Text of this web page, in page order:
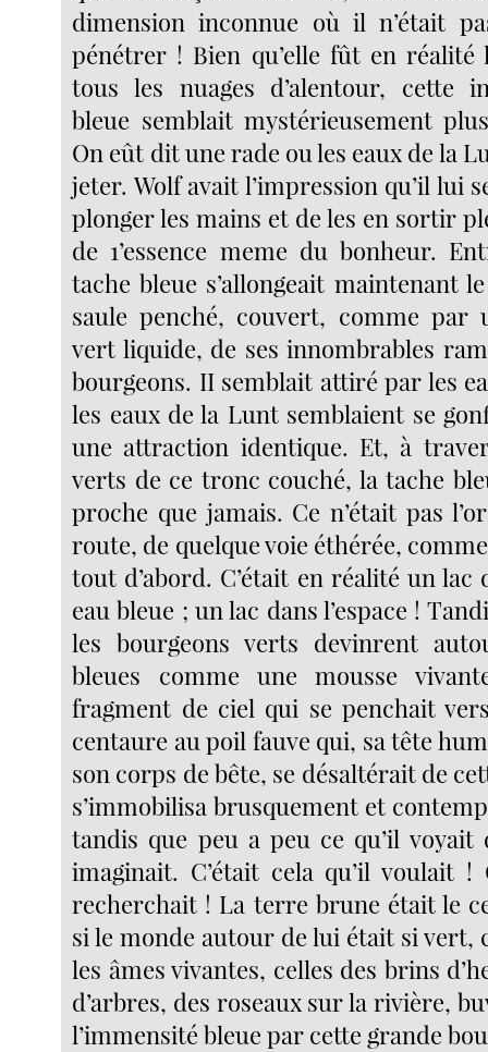
dimension inconnue où il n’était
pénétrer ! Bien qu’elle fût en réalité
tous les nuages d’alentour, cette
bleue semblait mystérieusement
On eût dit une rade ou les eaux de la
jeter. Wolf avait l’impression qu’il lui
plonger les mains et de les en sortir
de 1’essence meme du bonheur.
tache bleue s’allongeait maintenant
saule penché, couvert, comme par
vert liquide, de ses innombrables
bourgeons. II semblait attiré par les
les eaux de la Lunt semblaient se
une attraction identique. Et, à
verts de ce tronc couché, la tache
proche que jamais. Ce n’était pas
route, de quelque voie éthérée,
tout d’abord. C’était en réalité un lac
eau bleue ; un lac dans l’espace !
les bourgeons verts devinrent
bleues comme une mousse
fragment de ciel qui se penchait
centaure au poil fauve qui, sa tête
son corps de bête, se désaltérait de
s’immobilisa brusquement et
tandis que peu a peu ce qu’il voyait
imaginait. C’était cela qu’il voulait !
recherchait ! La terre brune était le
si le monde autour de lui était si vert,
les âmes vivantes, celles des brins
d’arbres, des roseaux sur la rivière,
l’immensité bleue par cette grande